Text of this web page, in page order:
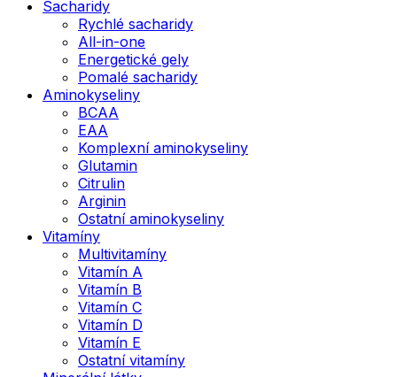
Sacharidy
Rychlé sacharidy
All-in-one
Energetické gely
Pomalé sacharidy
Aminokyseliny
BCAA
EAA
Komplexní aminokyseliny
Glutamin
Citrulin
Arginin
Ostatní aminokyseliny
Vitamíny
Multivitamíny
Vitamín A
Vitamín B
Vitamín C
Vitamín D
Vitamín E
Ostatní vitamíny